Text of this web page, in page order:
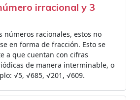
irracional y 3
números racionales, estos no
en forma de fracción. Esto se
a que cuentan con cifras
de manera interminable, o
√5, √685, √201, √609.